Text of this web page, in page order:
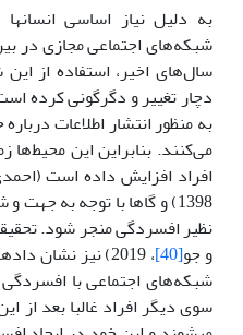
به دلیل نیاز اساسی انسان­ها
شبکه‌های اجتماعی مجازی در
سال‌های اخیر، استفاده از
دچار تغییر و دگرگونی کرده
به منظور انتشار اطلاعات
می‌کنند. بنابراین این محیط‌ها
افراد افزایش داده است
1398) و گاها با توجه به
و جو[40]
، 2019) نیز نشان
شبکه‌های اجتماعی با افسردگی
سوی دیگر افراد غالبا بعد از